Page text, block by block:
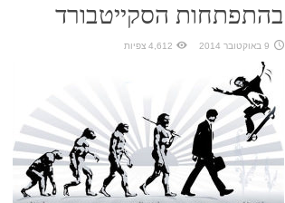
בהתפתחות הסקייטבורד
9 באוקטובר 2014 4,612 צפיות